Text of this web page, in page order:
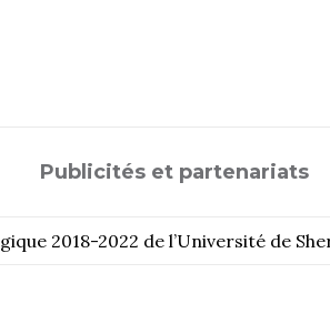
Publicités et partenariats
2018-2022 de l’Université de